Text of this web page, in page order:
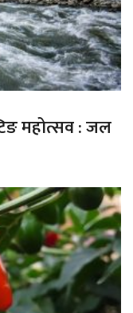
महोत्सव : जल